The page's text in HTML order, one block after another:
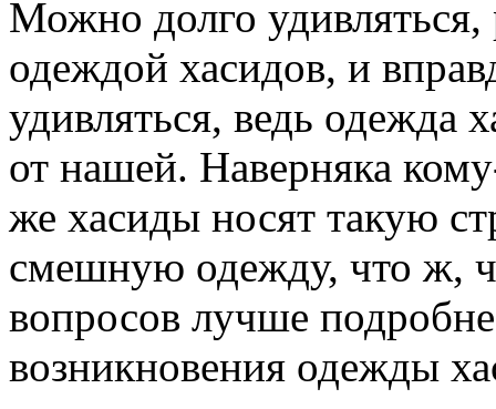
Можно долго удивляться,
одеждой хасидов, и
удивляться, ведь одежда
от нашей. Наверняка
же хасиды носят такую
смешную одежду, что ж,
вопросов лучше
возникновения одежды